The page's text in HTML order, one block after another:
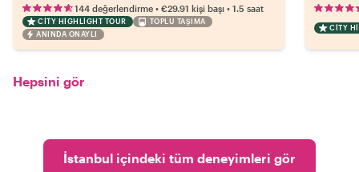
144 değerlendirme • €29.91 kişi başı • 1.5 saat
CITY HIGHLIGHT TOUR
TOPLU TAŞIMA
ANINDA ONAYLI
CITY
Hepsini gör
İstanbul içindeki tüm deneyimleri gör